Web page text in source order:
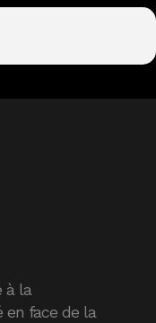
à la
en face de la